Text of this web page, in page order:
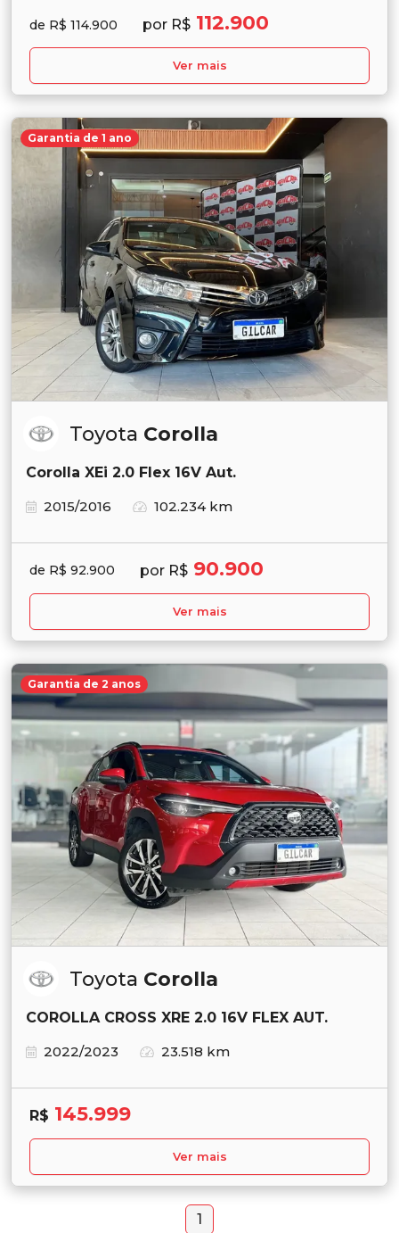
de R$ 114.900 por R$ 112.900
Ver mais
Garantia de 1 ano
Toyota Corolla
Corolla XEi 2.0 Flex 16V Aut.
2015/2016
102.234 km
de R$ 92.900 por R$ 90.900
Ver mais
Garantia de 2 anos
Toyota Corolla
COROLLA CROSS XRE 2.0 16V FLEX AUT.
2022/2023
23.518 km
R$ 145.999
Ver mais
1